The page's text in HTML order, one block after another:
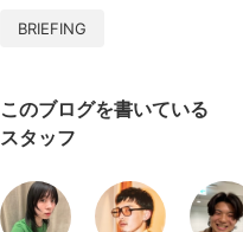
BRIEFING
このブログを書いている
スタッフ